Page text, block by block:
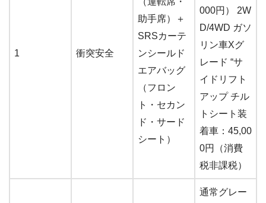
1 衝突安全
助手席）＋
SRSカーテ
ンシールド
エアバッグ
（フロン
ト・セカン
ド・サード
シート）
000円） 2W
D/4WD ガソ
リン車Xグ
レード “サ
イドリフト
アップ チル
トシート装
着車：45,00
0円（消費
税非課税）
通常グレー